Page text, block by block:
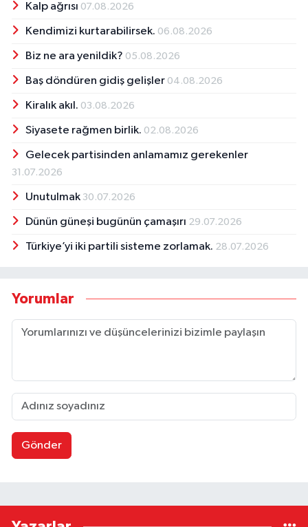
Kalp ağrısı 07.08.2026
Kendimizi kurtarabilirsek. 06.08.2026
Biz ne ara yenildik? 05.08.2026
Baş döndüren gidiş gelişler 04.08.2026
Kiralık akıl. 03.08.2026
Siyasete rağmen birlik. 02.08.2026
Gelecek partisinden anlamamız gerekenler
31.07.2026
Unutulmak 30.07.2026
Dünün güneşi bugünün çamaşırı 29.07.2026
Türkiye’yi iki partili sisteme zorlamak. 28.07.2026
Yorumlar
Gönder